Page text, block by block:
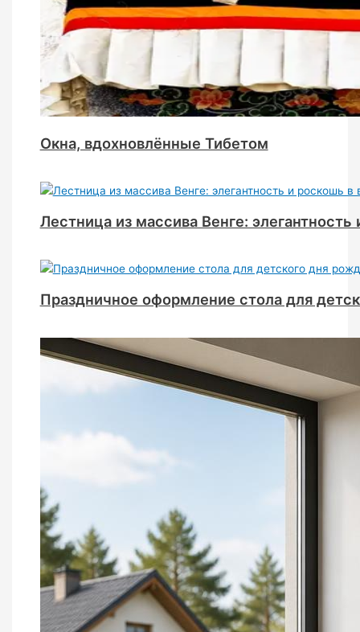
Окна, вдохновлённые Тибетом
Лестница из массива Венге:
Праздничное оформление стола для